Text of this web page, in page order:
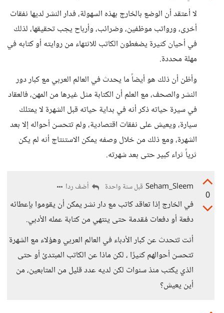
لا أعتقد أن الوضع بالخارج بهذه السهولة، فدار النشر لديها نفقات
أخرى، ورواتب موظفين، وضرائب، وأرباح يجب تحقيقها، لذلك
في أحيان كثيرة يضغطون الكاتب للانتهاء من روايته أو كتابه في
مهلة محددة.
وأظن أن ذلك هو أيضاً ما يحدث في العالم العربي مع كبار دور
النشر والصحف، مع العلم أن الكتابة مثل غيرها من المهن، فالعقاد
في سيرة حياته ذكر أنه في بداية حياته قبل الشهرة لا يمتلك
سيارة، ويعيش على نفقات اقتصادية، ولم تتحسن أحواله إلا بعد
الشهرة، ومع ذلك من خلال وصفه يمكن الاستنتاج أنه لم يكن
ثرياً ثراء كبير حتى بعد شهرته.
0
Seham_Sleem قبل سنة واحدة أضف ردا
في الخارج إذا تعاقد كاتب مع دار نشر يمكن أن يقوموا بإعطائه
دفعة أو دفعات مُقدمة حتى ينتهي من كتابة عمله الأدبي.
أنت تتحدث عن كبار الأدباء في العالم العربي وهؤلاء مع الشهرة
تتحسن أحوالهم كثيرًا ، لكن ماذا عن الكاتب المبتدئ أو حتى
الذي يكتب منذ سنوات لكن لديه عدد قليل من المتابعين، من
أين يعيش؟